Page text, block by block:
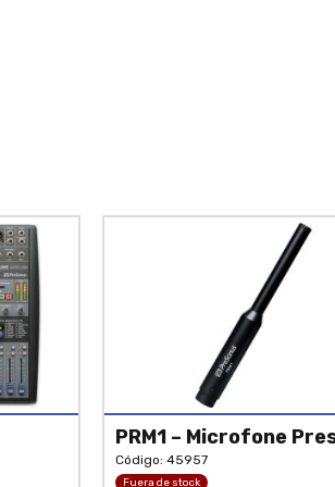
PRM1 – Microfone
Código: 45957
Fuera de stock